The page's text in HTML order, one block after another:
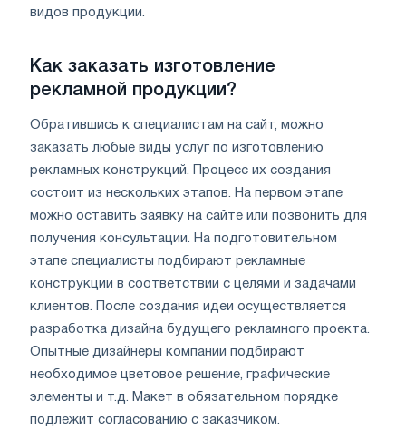
видов продукции.
Как заказать изготовление
рекламной продукции?
Обратившись к специалистам на сайт, можно
заказать любые виды услуг по изготовлению
рекламных конструкций. Процесс их создания
состоит из нескольких этапов. На первом этапе
можно оставить заявку на сайте или позвонить для
получения консультации. На подготовительном
этапе специалисты подбирают рекламные
конструкции в соответствии с целями и задачами
клиентов. После создания идеи осуществляется
разработка дизайна будущего рекламного проекта.
Опытные дизайнеры компании подбирают
необходимое цветовое решение, графические
элементы и т.д. Макет в обязательном порядке
подлежит согласованию с заказчиком.